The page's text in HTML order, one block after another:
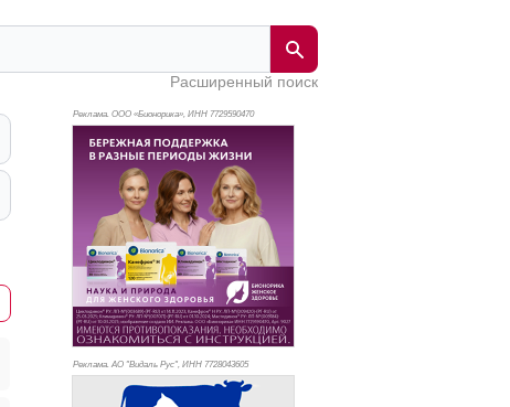
Расширенный поиск
Реклама. ООО «Бионорика», ИНН 7729590470
Реклама. АО "Видаль Рус", ИНН 7728043605